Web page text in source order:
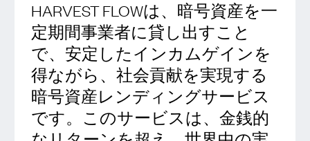
HARVEST FLOWは、暗号資産を一
定期間事業者に貸し出すこと
で、安定したインカムゲインを
得ながら、社会貢献を実現する
暗号資産レンディングサービス
です。このサービスは、金銭的